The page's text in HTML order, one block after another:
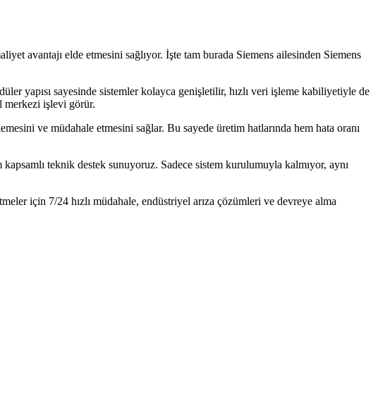
avantajı elde etmesini sağlıyor. İşte tam burada Siemens ailesinden Siemens
yapısı sayesinde sistemler kolayca genişletilir, hızlı veri işleme kabiliyetiyle de
merkezi işlevi görür.
ve müdahale etmesini sağlar. Bu sayede üretim hatlarında hem hata oranı
teknik destek sunuyoruz. Sadece sistem kurulumuyla kalmıyor, aynı
için 7/24 hızlı müdahale, endüstriyel arıza çözümleri ve devreye alma